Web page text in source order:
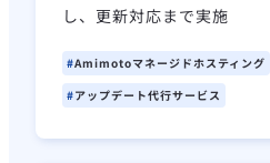
し、更新対応まで実施
Amimotoマネージドホスティング
アップデート代行サービス